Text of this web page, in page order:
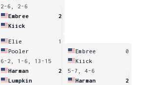
2-6, 2-6
Embree
2
Kiick
Elie
1
Pooler
6-2, 1-6, 13-15
Harman
2
Lumpkin
Embree
0
Kiick
5-7, 4-6
Harman
2